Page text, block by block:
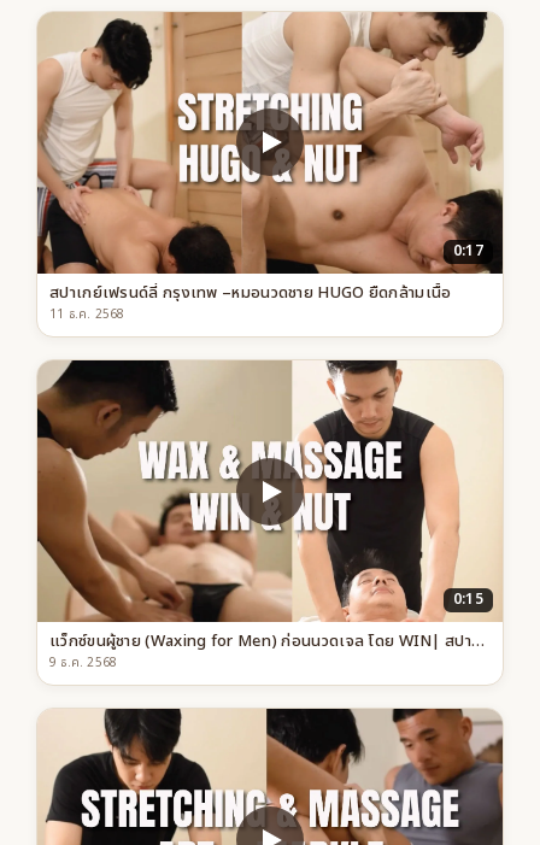
0:17
สปาเกย์เฟรนด์ลี่ กรุงเทพ –หมอนวดชาย HUGO ยืดกล้ามเนื้อ
11 ธ.ค. 2568
0:15
แว็กซ์ขนผู้ชาย (Waxing for Men) ก่อนนวดเจล โดย WIN| สปาเกย์เฟรนด์ลี่ กรุงเทพ
9 ธ.ค. 2568